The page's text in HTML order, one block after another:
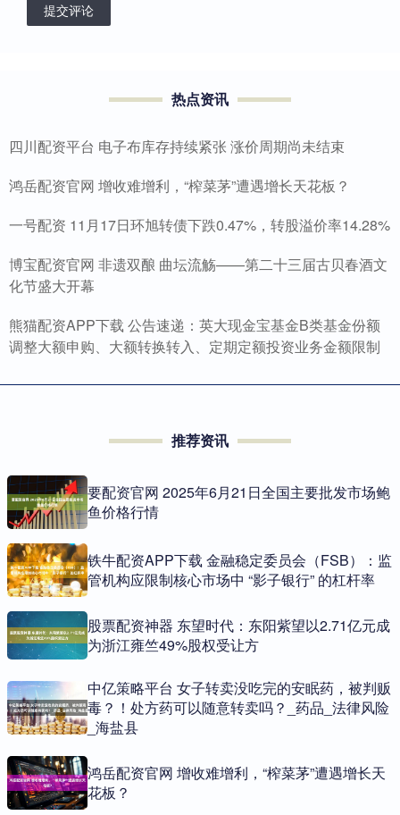
提交评论
热点资讯
四川配资平台 电子布库存持续紧张 涨价周期尚未结束
鸿岳配资官网 增收难增利，“榨菜茅”遭遇增长天花板？
一号配资 11月17日环旭转债下跌0.47%，转股溢价率14.28%
博宝配资官网 非遗双酿 曲坛流觞——第二十三届古贝春酒文
化节盛大开幕
熊猫配资APP下载 公告速递：英大现金宝基金B类基金份额
调整大额申购、大额转换转入、定期定额投资业务金额限制
推荐资讯
要配资官网 2025年6月21日全国主要批发市场鲍
鱼价格行情
铁牛配资APP下载 金融稳定委员会（FSB）：监
管机构应限制核心市场中 “影子银行” 的杠杆率
股票配资神器 东望时代：东阳紫望以2.71亿元成
为浙江雍竺49%股权受让方
中亿策略平台 女子转卖没吃完的安眠药，被判贩
毒？！处方药可以随意转卖吗？_药品_法律风险
_海盐县
鸿岳配资官网 增收难增利，“榨菜茅”遭遇增长天
花板？